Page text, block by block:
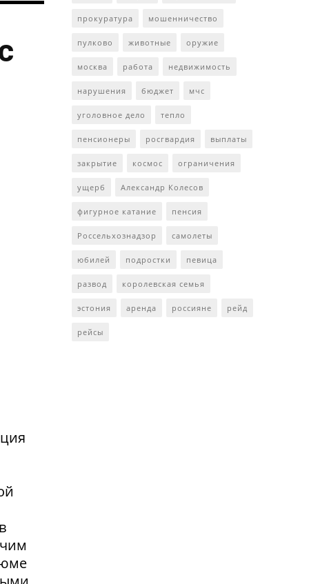
прокуратура мошенничество
пулково животные оружие
москва работа недвижимость
нарушения бюджет мчс
уголовное дело тепло
пенсионеры росгвардия выплаты
закрытие космос ограничения
ущерб Александр Колесов
фигурное катание пенсия
Россельхознадзор самолеты
юбилей подростки певица
развод королевская семья
эстония аренда россияне рейд
рейсы